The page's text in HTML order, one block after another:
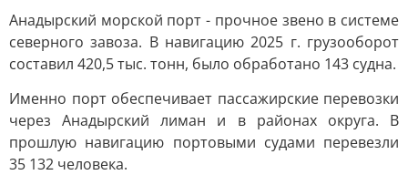
Анадырский морской порт - прочное звено в системе
северного завоза. В навигацию 2025 г. грузооборот
составил 420,5 тыс. тонн, было обработано 143 судна.
Именно порт обеспечивает пассажирские перевозки
через Анадырский лиман и в районах округа. В
прошлую навигацию портовыми судами перевезли
35 132 человека.